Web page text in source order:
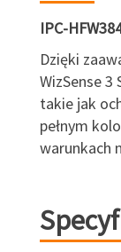
IPC-
Dzięki
WizSense
takie jak
pełnym
warunkach